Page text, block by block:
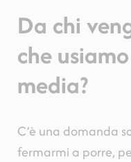
Da chi
che
media?
C’è una domanda
fermarmi a porre,